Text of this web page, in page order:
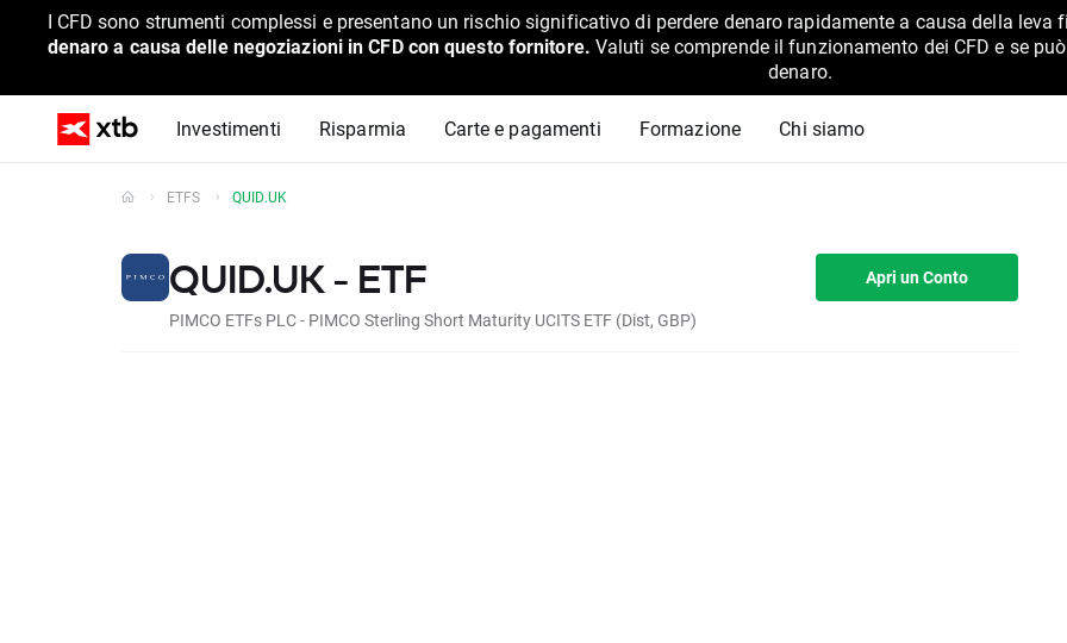
I CFD sono strumenti complessi e presentano un rischio significativo di perdere denaro rapidamente a causa della
denaro a causa delle negoziazioni in CFD con questo fornitore. Valuti se comprende il funzionamento dei CFD e se
denaro.
Investimenti Risparmia Carte e pagamenti Formazione Chi siamo
ETFS QUID.UK
QUID.UK - ETF
PIMCO ETFs PLC - PIMCO Sterling Short Maturity UCITS ETF (Dist, GBP)
Apri un Conto